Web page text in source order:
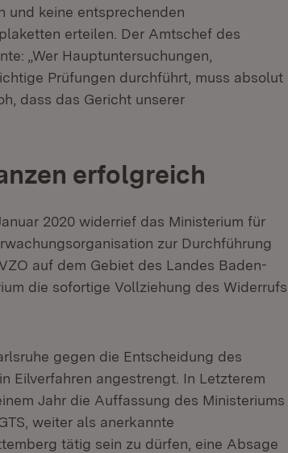
Fenster)
und keine entsprechenden
erteilen. Der Amtschef des
„Wer Hauptuntersuchungen,
Prüfungen durchführt, muss absolut
dass das Gericht unserer
erfolgreich
2020 widerrief das Ministerium für
zur Durchführung
auf dem Gebiet des Landes Baden-
die sofortige Vollziehung des Widerrufs
gegen die Entscheidung des
Eilverfahren angestrengt. In Letzterem
Jahr die Auffassung des Ministeriums
weiter als anerkannte
tätig sein zu dürfen, eine Absage